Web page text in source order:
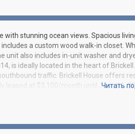
with stunning ocean views. Spacious
a custom wood walk-in closet.
unit also includes in-unit washer and
is ideally located in the heart of
traffic. Brickell House offers
leased at $3,100/month until June 19,
Читать